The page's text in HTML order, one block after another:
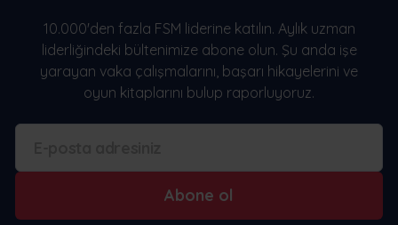
10.000'den fazla FSM liderine katılın. Aylık uzman
liderliğindeki bültenimize abone olun. Şu anda işe
yarayan vaka çalışmalarını, başarı hikayelerini ve
oyun kitaplarını bulup raporluyoruz.
Abone ol